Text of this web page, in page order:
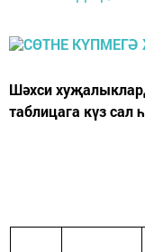
Шәхси
таблицага күз